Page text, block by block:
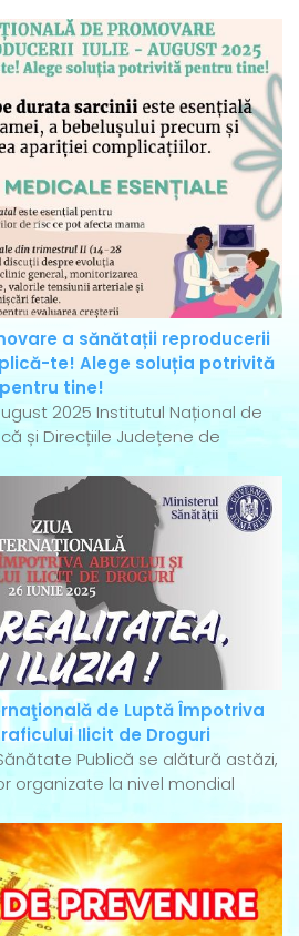
a sănătații reproducerii
te! Alege soluția potrivită
pentru tine!
2025 Institutul Național de
și Direcțiile Județene de
de Luptă Împotriva
Ilicit de Droguri
Publică se alătură astăzi,
organizate la nivel mondial